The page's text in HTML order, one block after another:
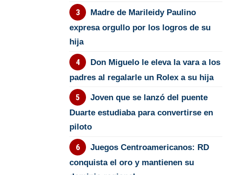
Madre de Marileidy Paulino
expresa orgullo por los logros de su
hija
Don Miguelo le eleva la vara a los
padres al regalarle un Rolex a su hija
Joven que se lanzó del puente
Duarte estudiaba para convertirse en
piloto
Juegos Centroamericanos: RD
conquista el oro y mantienen su